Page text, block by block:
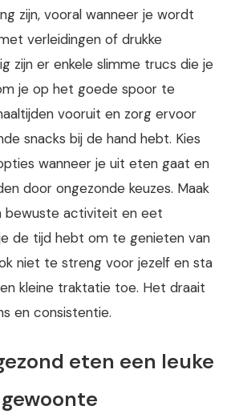
zijn, vooral wanneer je wordt
verleidingen of drukke
zijn er enkele slimme trucs die je
je op het goede spoor te
vooruit en zorg ervoor
snacks bij de hand hebt. Kies
wanneer je uit eten gaat en
door ongezonde keuzes. Maak
bewuste activiteit en eet
de tijd hebt om te genieten van
niet te streng voor jezelf en sta
kleine traktatie toe. Het draait
en consistentie.
eten een leuke